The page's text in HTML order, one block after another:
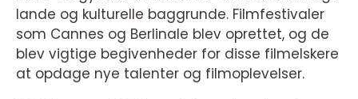
lande og kulturelle baggrunde. Filmfestivaler
som Cannes og Berlinale blev oprettet, og de
blev vigtige begivenheder for disse filmelskere
at opdage nye talenter og filmoplevelser.